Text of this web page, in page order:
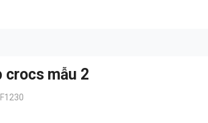
crocs mẫu 2